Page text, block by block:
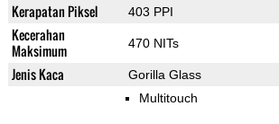
Kerapatan Piksel 403 PPI
Kecerahan
Maksimum
470 NITs
Jenis Kaca Gorilla Glass
Multitouch